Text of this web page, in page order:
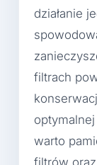
działanie
filtrach
warto
filtrów